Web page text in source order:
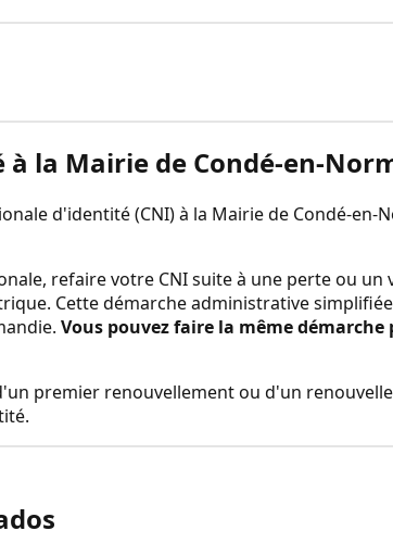
à la Mairie de Condé-en-
d'identité (CNI) à la Mairie de Condé-en-
refaire votre CNI suite à une perte ou
Cette démarche administrative
. Vous pouvez faire la même
premier renouvellement ou d'un